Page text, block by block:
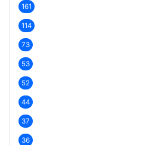
161
114
73
53
52
44
37
36